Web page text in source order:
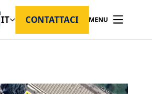
IT CONTATTACI MENU